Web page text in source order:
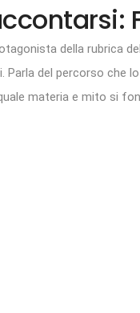
della rubrica
Parla del percorso che
materia e mito si